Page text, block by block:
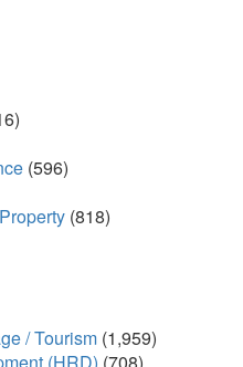
(596)
(818)
/ Tourism (1,959)